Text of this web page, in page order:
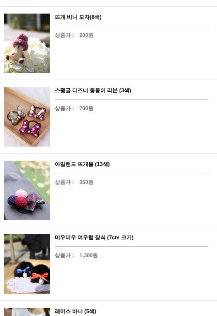
뜨개 비니 모자(8색)
상품가 : 200원
스팽글 디즈니 통통이 리본 (3색)
상품가 : 700원
아일랜드 뜨개볼 (13색)
상품가 : 350원
미우미우 여우털 장식 (7cm 크기)
상품가 : 1,300원
레이스 바니 (5색)